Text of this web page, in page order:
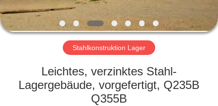
VR
SHOW
UNS
Stahlkonstruktion Lager
Leichtes, verzinktes Stahl-
Lagergebäude, vorgefertigt, Q235B
Q355B